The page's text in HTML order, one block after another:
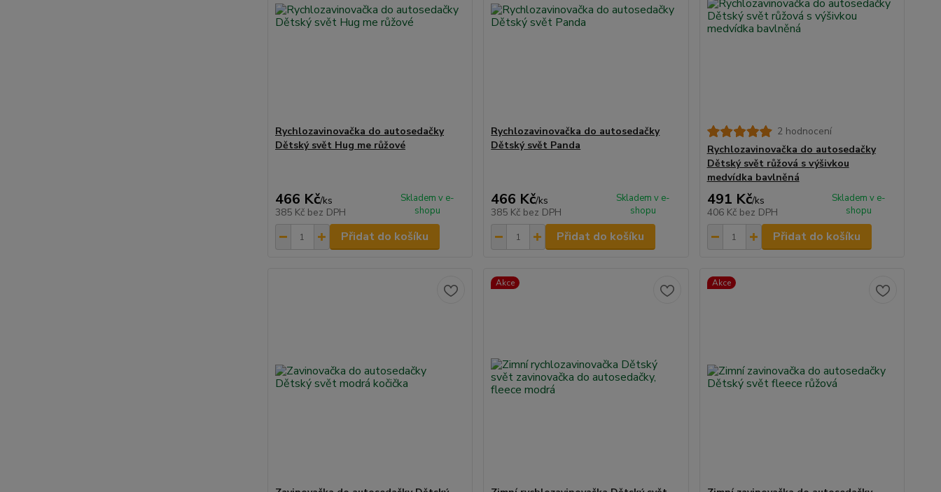
Rychlozavinovačka do autosedačky
Dětský svět Hug me růžové
466 Kč/ks
385 Kč bez DPH
Skladem v e-
shopu
Přidat do košíku
Rychlozavinovačka do autosedačky
Dětský svět Panda
466 Kč/ks
385 Kč bez DPH
Skladem v e-
shopu
Přidat do košíku
2 hodnocení
Rychlozavinovačka do autosedačky
Dětský svět růžová s výšivkou
medvídka bavlněná
491 Kč/ks
406 Kč bez DPH
Skladem v e-
shopu
Přidat do košíku
Akce Akce